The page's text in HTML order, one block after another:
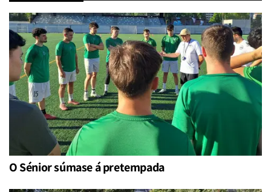
O Sénior súmase á pretempada